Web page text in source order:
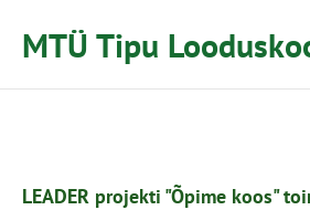
MTÜ Tipu
LEADER projekti "Õpime koos"